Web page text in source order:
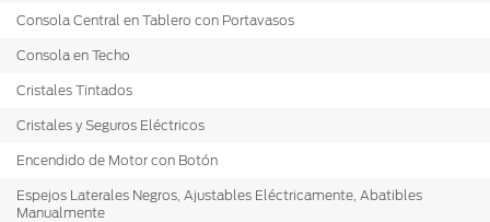
Consola Central en Tablero con Portavasos
Consola en Techo
Cristales Tintados
Cristales y Seguros Eléctricos
Encendido de Motor con Botón
Espejos Laterales Negros, Ajustables Eléctricamente, Abatibles
Manualmente